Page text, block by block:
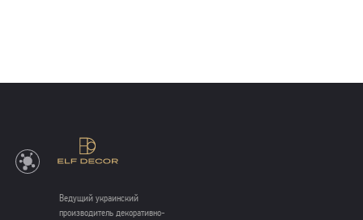
Ведущий украинский
производитель декоративно-